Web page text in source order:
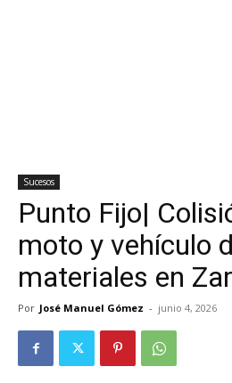
Sucesos
Punto Fijo|
moto y vehículo
materiales en
Por José Manuel Gómez - junio 4, 2026